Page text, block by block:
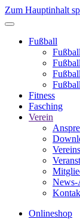
Zum Hauptinhalt
Fußball
Fitness
Fasching
Verein
Onlineshop